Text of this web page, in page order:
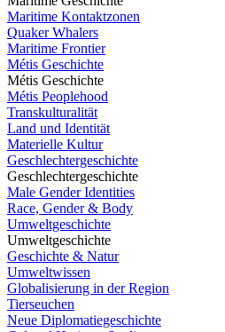
Maritime Kontaktzonen
Quaker Whalers
Maritime Frontier
Métis Geschichte
Métis Geschichte
Métis Peoplehood
Transkulturalität
Land und Identität
Materielle Kultur
Geschlechtergeschichte
Geschlechtergeschichte
Male Gender Identities
Race, Gender & Body
Umweltgeschichte
Umweltgeschichte
Geschichte & Natur
Umweltwissen
Globalisierung in der Region
Tierseuchen
Neue Diplomatiegeschichte